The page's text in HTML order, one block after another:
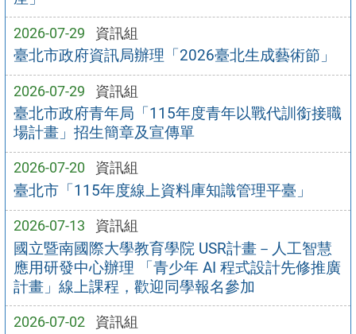
2026-07-29 資訊組
臺北市政府資訊局辦理「2026臺北生成藝術節」
2026-07-29 資訊組
臺北市政府青年局「115年度青年以戰代訓銜接職
場計畫」招生簡章及宣傳單
2026-07-20 資訊組
臺北市「115年度線上資料庫知識管理平臺」
2026-07-13 資訊組
國立暨南國際大學教育學院 USR計畫－人工智慧
應用研發中心辦理 「青少年 AI 程式設計先修推廣
計畫」線上課程，歡迎同學報名參加
2026-07-02 資訊組